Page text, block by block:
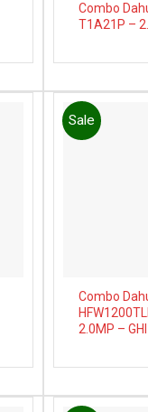
Combo
T1A21P –
Sale
Combo
2.0MP –